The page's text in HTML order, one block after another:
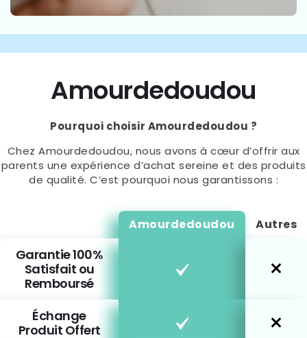
Amourdedoudou
Pourquoi choisir Amourdedoudou ?
Chez Amourdedoudou, nous avons à cœur d’offrir aux
parents une expérience d’achat sereine et des produits
de qualité. C’est pourquoi nous garantissons :
Amourdedoudou Autres
Garantie 100%
Satisfait ou
Remboursé
Échange
Produit Offert